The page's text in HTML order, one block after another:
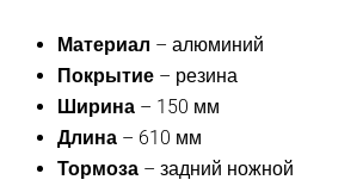
Материал – алюминий
Покрытие – резина
Ширина – 150 мм
Длина – 610 мм
Тормоза – задний ножной